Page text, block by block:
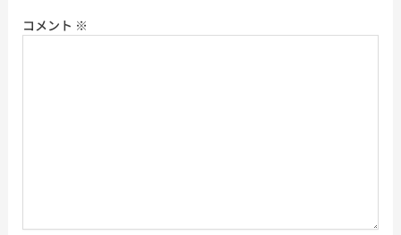
コメント ※